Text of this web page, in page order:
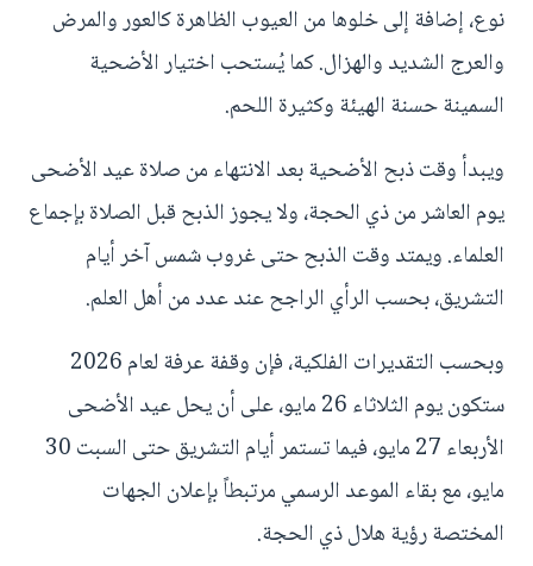
نوع، إضافة إلى خلوها من العيوب الظاهرة كالعور والمرض
والعرج الشديد والهزال. كما يُستحب اختيار الأضحية
السمينة حسنة الهيئة وكثيرة اللحم.
ويبدأ وقت ذبح الأضحية بعد الانتهاء من صلاة عيد الأضحى
يوم العاشر من ذي الحجة، ولا يجوز الذبح قبل الصلاة بإجماع
العلماء. ويمتد وقت الذبح حتى غروب شمس آخر أيام
التشريق، بحسب الرأي الراجح عند عدد من أهل العلم.
وبحسب التقديرات الفلكية، فإن وقفة عرفة لعام 2026
ستكون يوم الثلاثاء 26 مايو، على أن يحل عيد الأضحى
الأربعاء 27 مايو، فيما تستمر أيام التشريق حتى السبت 30
مايو، مع بقاء الموعد الرسمي مرتبطاً بإعلان الجهات
المختصة رؤية هلال ذي الحجة.